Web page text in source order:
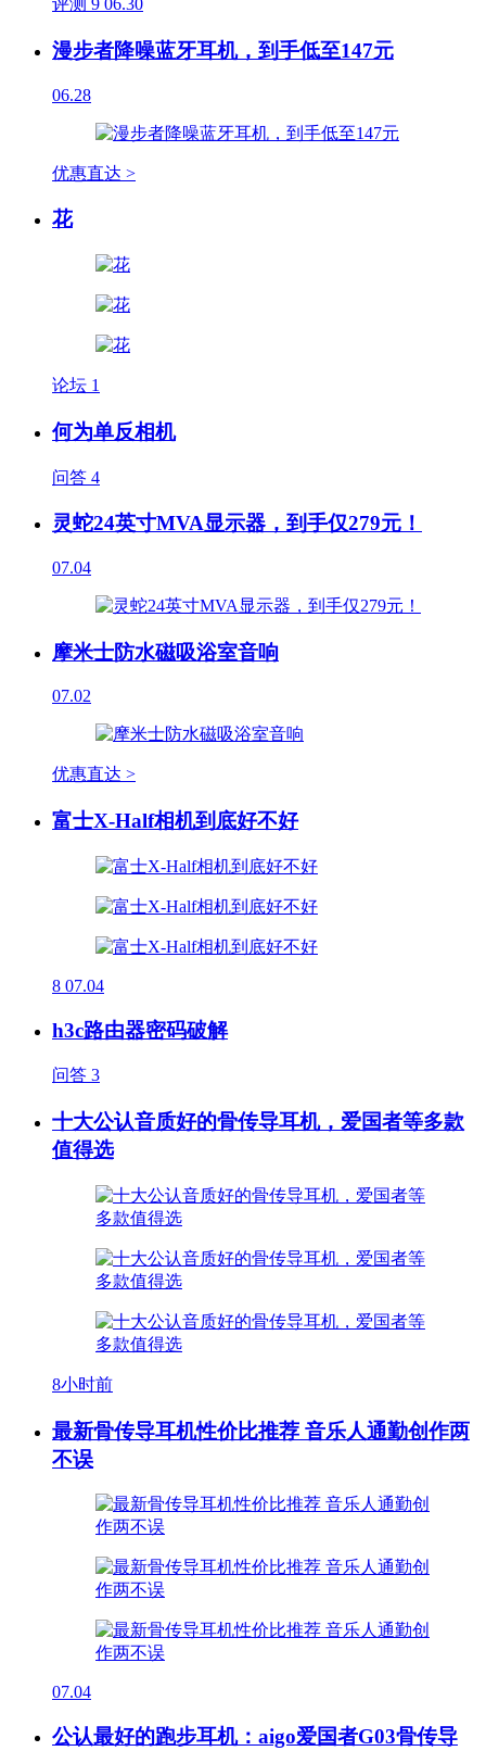
评测 9 06.30
漫步者降噪蓝牙耳机，到手低至147元
06.28
优惠直达 >
花
论坛 1
何为单反相机
问答 4
灵蛇24英寸MVA显示器，到手仅279元！
07.04
摩米士防水磁吸浴室音响
07.02
优惠直达 >
富士X-Half相机到底好不好
8 07.04
h3c路由器密码破解
问答 3
十大公认音质好的骨传导耳机，爱国者等多款
值得选
8小时前
最新骨传导耳机性价比推荐 音乐人通勤创作两
不误
07.04
公认最好的跑步耳机：aigo爱国者G03骨传导